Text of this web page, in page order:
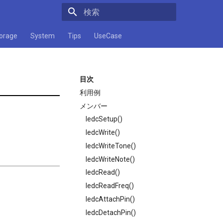
System Tips UseCase
目次
利用例
メンバー
ledcSetup()
ledcWrite()
ledcWriteTone()
ledcWriteNote()
ledcRead()
ledcReadFreq()
ledcAttachPin()
ledcDetachPin()